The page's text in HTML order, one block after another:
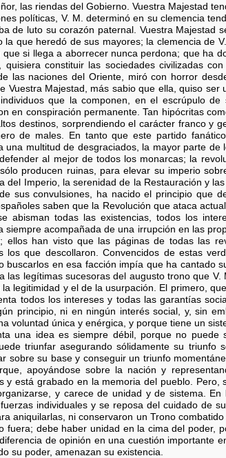
las riendas del Gobierno. Vuestra Majestad
políticas, V. M. determinó en su clemencia
de luto su corazón paternal. Vuestra Majestad
que heredó de sus mayores; la clemencia de
si llega a aborrecer nunca perdona; que ha
constituir las sociedades civilizadas con
las naciones del Oriente, miró con horror
Majestad, más sabio que ella, quiso ser
que la componen, en el escrúpulo de
en conspiración permanente. Tan hipócritas
destinos, sorprendiendo el carácter franco y
de males. En tanto que este partido
multitud de desgraciados, la mayor parte de
al mejor de todos los monarcas; la
producen ruinas, para elevar su imperio
Imperio, la serenidad de la Restauración y
sus convulsiones, ha nacido el principio que
saben que la Revolución que ataca
abisman todas las existencias, todos los
acompañada de una irrupción en las
han visto que las páginas de todas las
que descollaron. Convencidos de estas
en esa facción impía que ha cantado
legítimas sucesoras del augusto trono que V.
legitimidad y el de la usurpación. El primero,
todos los intereses y todas las garantías
principio, ni en ningún interés social, y, sin
voluntad única y enérgica, y porque tiene un
una idea es siempre débil, porque no puede
triunfar asegurando sólidamente su triunfo
sobre su base y conseguir un triunfo
apoyándose sobre la nación y
está grabado en la memoria del pueblo. Pero,
y carece de unidad y de sistema.
individuales y se reposa del cuidado de
aniquilarlas, ni conservaron un Trono
debe haber unidad en la cima del poder,
de opinión en una cuestión importante
su poder, amenazan su existencia.